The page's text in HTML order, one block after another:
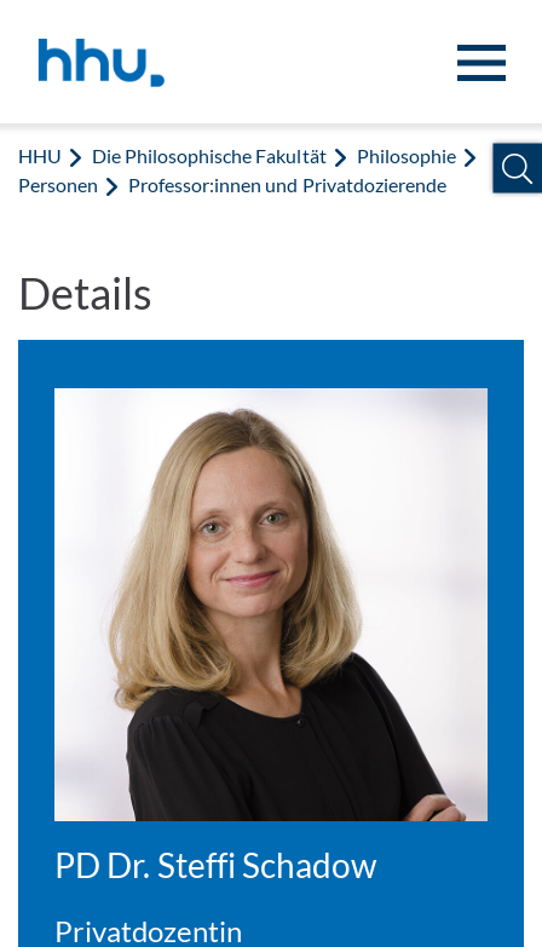
HHU Die Philosophische Fakultät
Philosophie
Personen
Professor:innen und Privatdozierende
Details
PD Dr. Steffi Schadow
Privatdozentin